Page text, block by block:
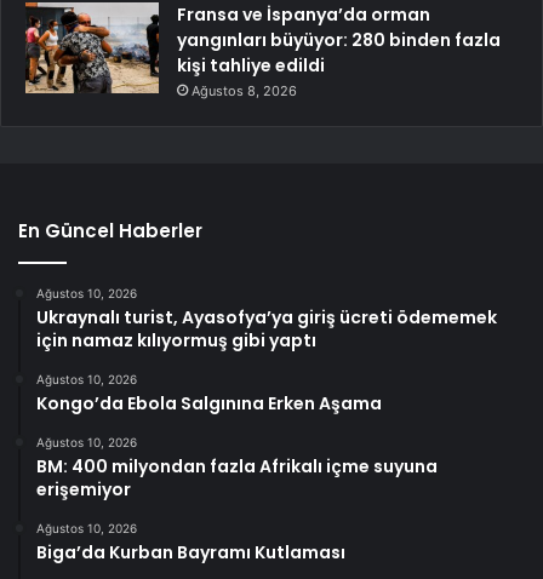
Fransa ve İspanya’da orman
yangınları büyüyor: 280 binden fazla
kişi tahliye edildi
Ağustos 8, 2026
En Güncel Haberler
Ağustos 10, 2026
Ukraynalı turist, Ayasofya’ya giriş ücreti ödememek
için namaz kılıyormuş gibi yaptı
Ağustos 10, 2026
Kongo’da Ebola Salgınına Erken Aşama
Ağustos 10, 2026
BM: 400 milyondan fazla Afrikalı içme suyuna
erişemiyor
Ağustos 10, 2026
Biga’da Kurban Bayramı Kutlaması